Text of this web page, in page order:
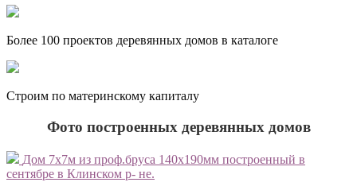
Более 100 проектов деревянных домов в каталоге
Строим по материнскому капиталу
Фото построенных деревянных домов
Дом 7х7м из проф.бруса 140х190мм построенный в
сентябре в Клинском р- не.